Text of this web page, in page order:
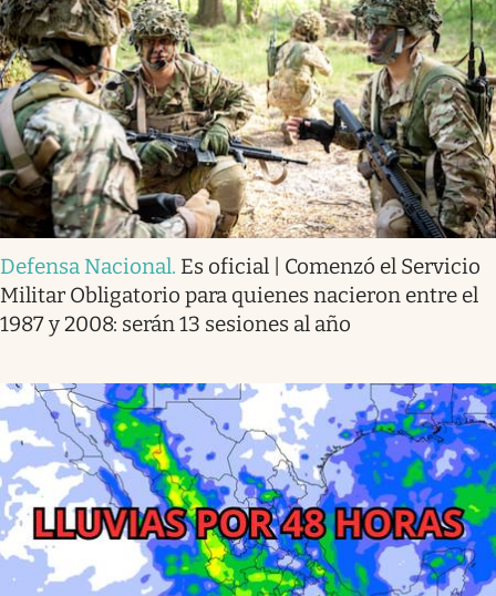
Defensa Nacional. Es oficial | Comenzó el Servicio
Militar Obligatorio para quienes nacieron entre el
1987 y 2008: serán 13 sesiones al año